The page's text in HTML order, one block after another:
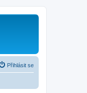
Přihlásit se